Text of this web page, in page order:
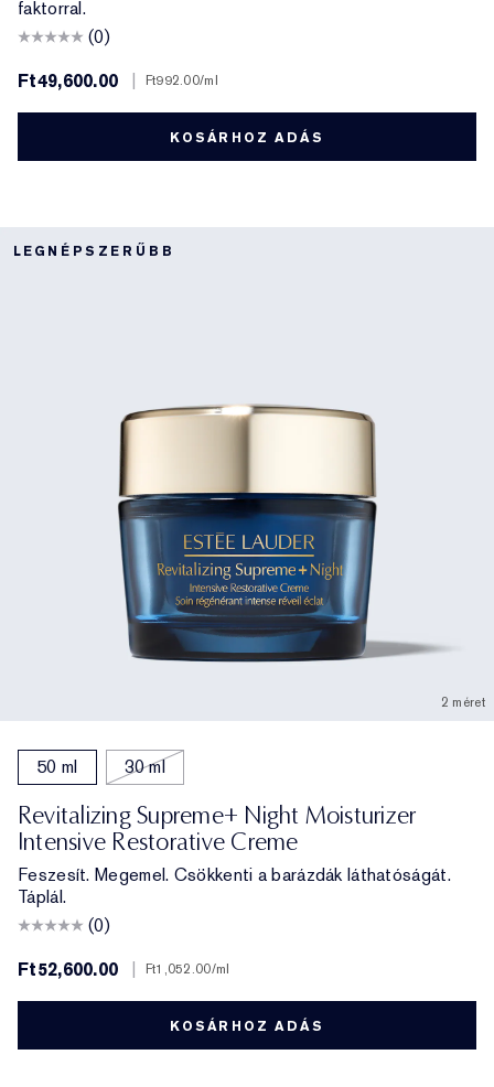
faktorral.
(0)
Ft49,600.00
Ft992.00/ml
KOSÁRHOZ ADÁS
LEGNÉPSZERŰBB
2 méret
50 ml 30 ml
Revitalizing Supreme+ Night Moisturizer
Intensive Restorative Creme
Feszesít. Megemel. Csökkenti a barázdák láthatóságát.
Táplál.
(0)
Ft52,600.00
Ft1,052.00/ml
KOSÁRHOZ ADÁS